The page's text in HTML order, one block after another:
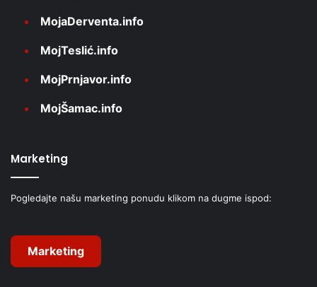
MojaDerventa.info
MojTeslić.info
MojPrnjavor.info
MojŠamac.info
Marketing
Pogledajte našu marketing ponudu klikom na dugme ispod:
Marketing